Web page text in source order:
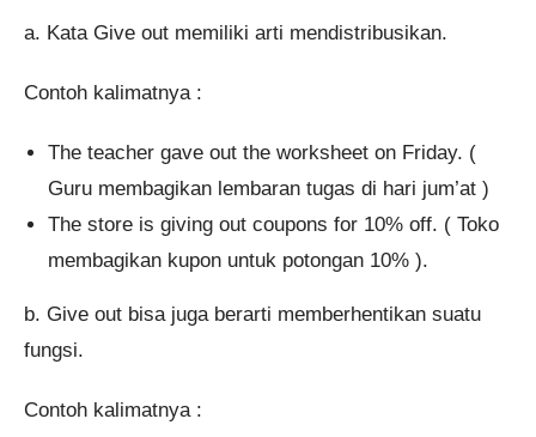
a. Kata Give out memiliki arti mendistribusikan.
Contoh kalimatnya :
The teacher gave out the worksheet on Friday. (
Guru membagikan lembaran tugas di hari jum’at )
The store is giving out coupons for 10% off. ( Toko
membagikan kupon untuk potongan 10% ).
b. Give out bisa juga berarti memberhentikan suatu
fungsi.
Contoh kalimatnya :